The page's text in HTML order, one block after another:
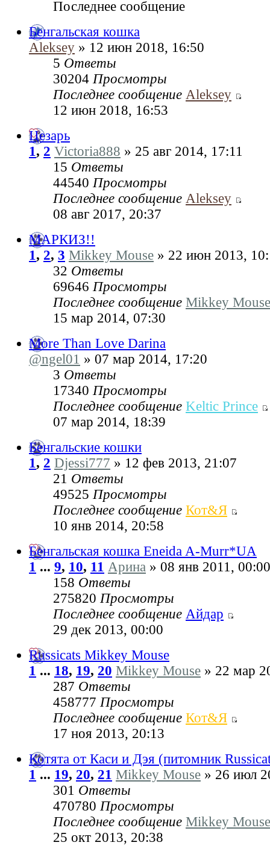
Последнее сообщение
Бенгальская кошка
Aleksey » 12 июн 2018, 16:50
5 Ответы
30204 Просмотры
Последнее сообщение Aleksey
12 июн 2018, 16:53
Цезарь
1, 2 Victoria888 » 25 авг 2014, 17:11
15 Ответы
44540 Просмотры
Последнее сообщение Aleksey
08 авг 2017, 20:37
МАРКИЗ!!
1, 2, 3 Mikkey Mouse » 22 июн 2013,
32 Ответы
69646 Просмотры
Последнее сообщение Mikkey Mouse
15 мар 2014, 07:30
More Than Love Darina
@ngel01 » 07 мар 2014, 17:20
3 Ответы
17340 Просмотры
Последнее сообщение Keltic Prince
07 мар 2014, 18:39
Бенгальские кошки
1, 2 Djessi777 » 12 фев 2013, 21:07
21 Ответы
49525 Просмотры
Последнее сообщение Кот&Я
10 янв 2014, 20:58
Бенгальская кошка Eneida A-Murr*UA
1 ... 9, 10, 11 Арина » 08 янв 2011, 00:00
158 Ответы
275820 Просмотры
Последнее сообщение Айдар
29 дек 2013, 00:00
Russicats Mikkey Mouse
1 ... 18, 19, 20 Mikkey Mouse » 22 мар
287 Ответы
458777 Просмотры
Последнее сообщение Кот&Я
17 ноя 2013, 20:13
Котята от Каси и Дэя (питомник
1 ... 19, 20, 21 Mikkey Mouse » 26 июл
301 Ответы
470780 Просмотры
Последнее сообщение Mikkey Mouse
25 окт 2013, 20:38